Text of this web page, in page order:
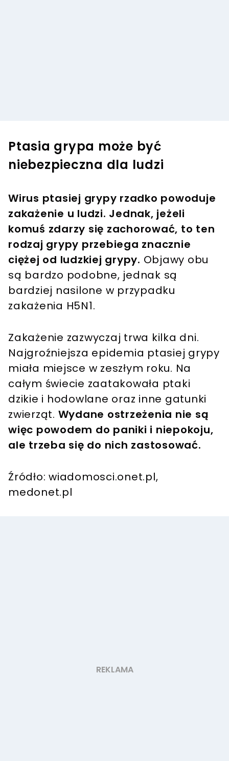
Ptasia grypa może być
niebezpieczna dla ludzi
Wirus ptasiej grypy rzadko powoduje
zakażenie u ludzi. Jednak, jeżeli
komuś zdarzy się zachorować, to ten
rodzaj grypy przebiega znacznie
ciężej od ludzkiej grypy. Objawy obu
są bardzo podobne, jednak są
bardziej nasilone w przypadku
zakażenia H5N1.
Zakażenie zazwyczaj trwa kilka dni.
Najgroźniejsza epidemia ptasiej grypy
miała miejsce w zeszłym roku. Na
całym świecie zaatakowała ptaki
dzikie i hodowlane oraz inne gatunki
zwierząt. Wydane ostrzeżenia nie są
więc powodem do paniki i niepokoju,
ale trzeba się do nich zastosować.
Źródło: wiadomosci.onet.pl,
medonet.pl